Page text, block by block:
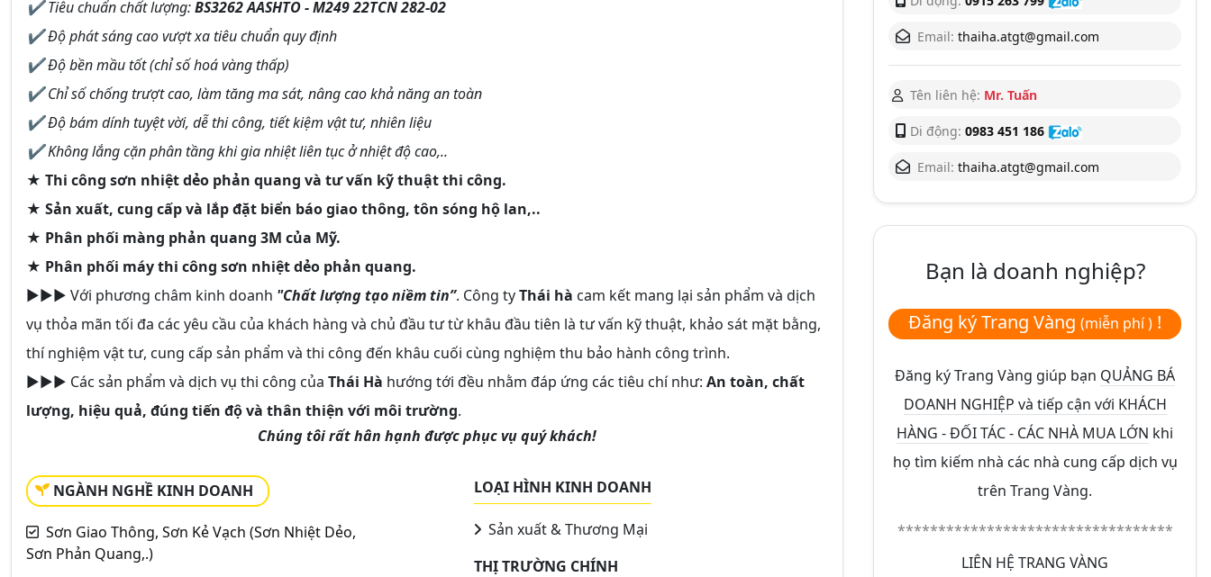
✔ Tiêu chuẩn chất lượng:BS3262 AASHTO - M249 22TCN 282-02
✔ Độ phát sáng cao vượt xa tiêu chuẩn quy định
✔ Độ bền mầu tốt (chỉ số hoá vàng thấp)
✔ Chỉ số chống trượt cao, làm tăng ma sát, nâng cao khả năng an toàn
✔ Độ bám dính tuyệt vời, dễ thi công, tiết kiệm vật tư, nhiên liệu
✔ Không lắng cặn phân tầng khi gia nhiệt liên tục ở nhiệt độ cao,..
★ Thi công sơn nhiệt dẻo phản quang và tư vấn kỹ thuật thi công.
★ Sản xuất, cung cấp và lắp đặt biển báo giao thông, tôn sóng hộ lan,..
★ Phân phối màng phản quang 3M của Mỹ.
★ Phân phối máy thi công sơn nhiệt dẻo phản quang.
►►► Với phương châm kinh doanh "Chất lượng tạo niềm tin”. Công tyThái hà cam kết mang lại sản phẩm và dịch
vụ thỏa mãn tối đa các yêu cầu của khách hàng và chủ đầu tư từ khâu đầu tiên là tư vấn kỹ thuật, khảo sát mặt bằng,
thí nghiệm vật tư, cung cấp sản phẩm và thi công đến khâu cuối cùng nghiệm thu bảo hành công trình.
►►► Các sản phẩm và dịch vụ thi công của Thái Hà hướng tới đều nhằm đáp ứng các tiêu chí như: An toàn, chất
lượng, hiệu quả, đúng tiến độ và thân thiện với môi trường.
Chúng tôi rất hân hạnh được phục vụ quý khách!
NGÀNH NGHỀ KINH DOANH
Sơn Giao Thông, Sơn Kẻ Vạch (Sơn Nhiệt Dẻo,
Sơn Phản Quang,.)
LOẠI HÌNH KINH DOANH
Sản xuất & Thương Mại
THỊ TRƯỜNG CHÍNH
Email: thaiha.atgt@gmail.com
Tên liên hệ: Mr. Tuấn
Di động: 0983 451 186
Email: thaiha.atgt@gmail.com
Bạn là doanh nghiệp?
Đăng ký Trang Vàng (miễn phí ) !
Đăng ký Trang Vàng giúp bạn QUẢNG BÁ
DOANH NGHIỆP và tiếp cận với KHÁCH
HÀNG - ĐỐI TÁC - CÁC NHÀ MUA LỚN khi
họ tìm kiếm nhà các nhà cung cấp dịch vụ
trên Trang Vàng.
**********************************
LIÊN HỆ TRANG VÀNG